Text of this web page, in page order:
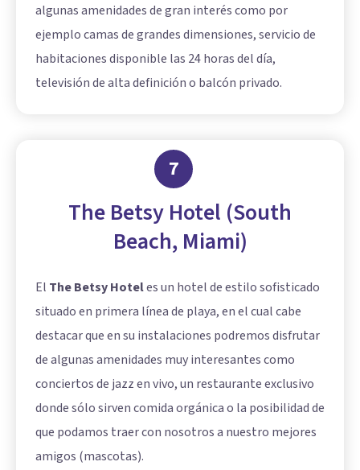
algunas amenidades de gran interés como por
ejemplo camas de grandes dimensiones, servicio de
habitaciones disponible las 24 horas del día,
televisión de alta definición o balcón privado.
7
The Betsy Hotel (South
Beach, Miami)
El The Betsy Hoteles un hotel de estilo sofisticado
situado en primera línea de playa, en el cual cabe
destacar que en su instalaciones podremos disfrutar
de algunas amenidades muy interesantes como
conciertos de jazz en vivo, un restaurante exclusivo
donde sólo sirven comida orgánica o la posibilidad de
que podamos traer con nosotros a nuestro mejores
amigos (mascotas).